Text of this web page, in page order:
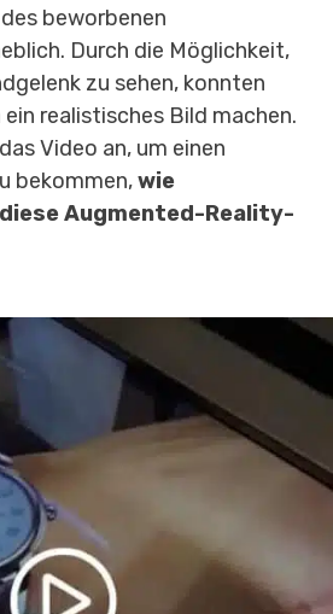
beworbenen
Durch die Möglichkeit,
zu sehen, konnten
realistisches Bild machen.
Video an, um einen
bekommen,wie
Augmented-Reality-